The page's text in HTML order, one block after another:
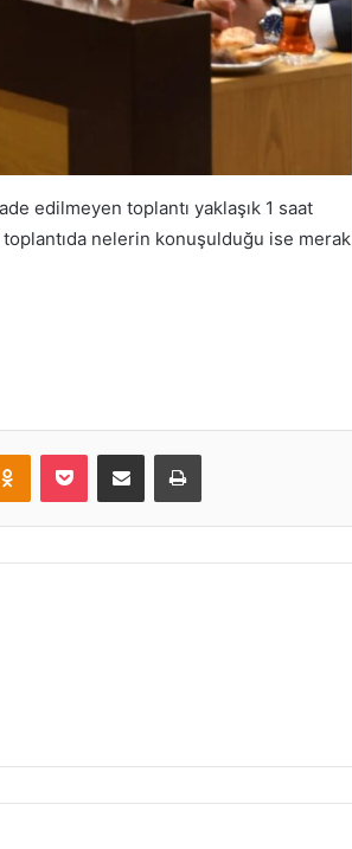
edilmeyen toplantı yaklaşık 1 saat
nelerin konuşulduğu ise merak
Odnoklassniki
Pocket E-Posta ile paylaş Yazdır